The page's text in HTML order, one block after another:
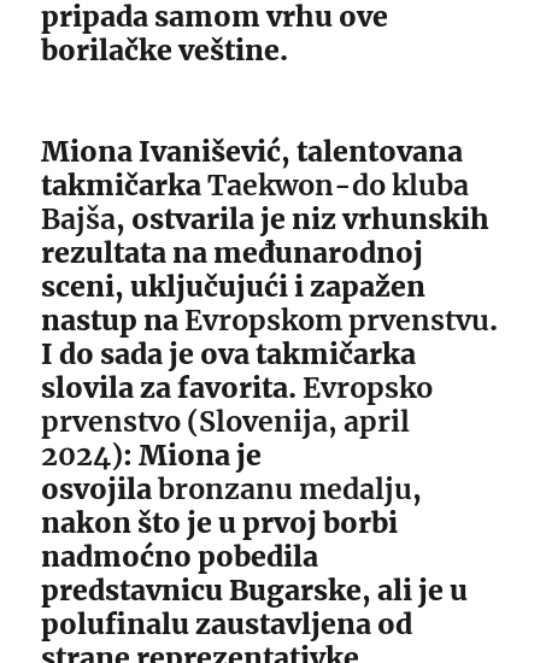
pripada samom vrhu ove
borilačke veštine.
Miona Ivanišević, talentovana
takmičarkaTaekwon-do kluba
Bajša, ostvarila je niz vrhunskih
rezultata na međunarodnoj
sceni, uključujući i zapažen
nastup naEvropskom prvenstvu.
I do sada je ova takmičarka
slovila za favorita.Evropsko
prvenstvo (Slovenija, april
2024): Miona je
osvojilabronzanu medalju,
nakon što je u prvoj borbi
nadmoćno pobedila
predstavnicu Bugarske, ali je u
polufinalu zaustavljena od